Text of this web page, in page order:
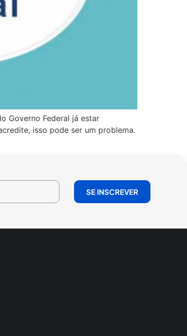
Governo Federal já estar
isso pode ser um problema.
SE INSCREVER